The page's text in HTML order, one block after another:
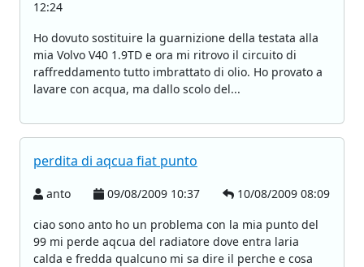
12:24
Ho dovuto sostituire la guarnizione della testata alla
mia Volvo V40 1.9TD e ora mi ritrovo il circuito di
raffreddamento tutto imbrattato di olio. Ho provato a
lavare con acqua, ma dallo scolo del...
perdita di aqcua fiat punto
anto 09/08/2009 10:37
10/08/2009 08:09
ciao sono anto ho un problema con la mia punto del
99 mi perde aqcua del radiatore dove entra laria
calda e fredda qualcuno mi sa dire il perche e cosa